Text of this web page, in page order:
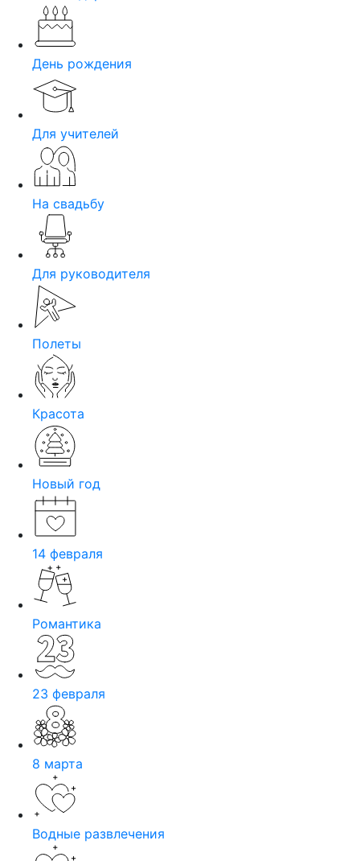
День рождения
Для учителей
На свадьбу
Для руководителя
Полеты
Красота
Новый год
14 февраля
Романтика
23 февраля
8 марта
Водные развлечения